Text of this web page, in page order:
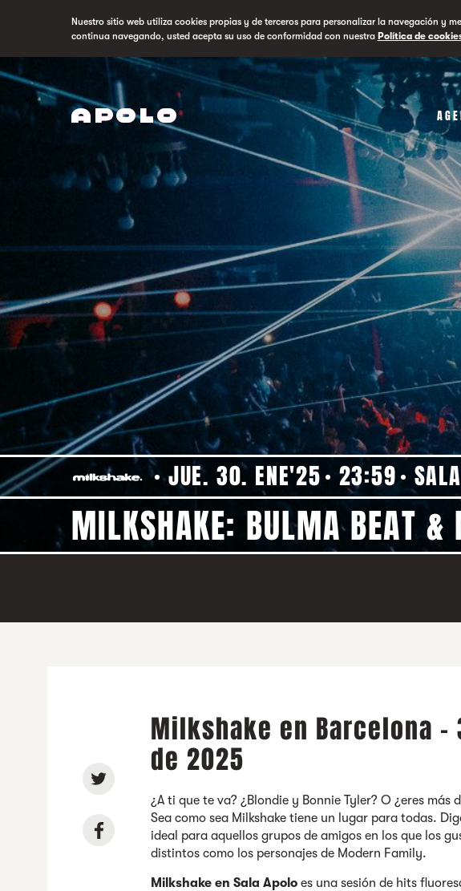
Nuestro sitio web utiliza cookies propias y de terceros para personalizar la navegación y
continua navegando, usted acepta su uso de conformidad con nuestra Política de
JUE. 30. ENE'25 23:59
MILKSHAKE: BULMA BEAT &
Milkshake en Barcelona -
de 2025
¿A ti que te va? ¿Blondie y Bonnie Tyler? O ¿eres más
Sea como sea Milkshake tiene un lugar para todas.
ideal para aquellos grupos de amigos en los que los
distintos como los personajes de Modern Family.
Milkshake en Sala Apoloes una sesión de hits